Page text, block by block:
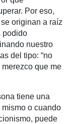
Por eso,
originan a raíz
podido
nuestro
del tipo: “no
merezco que me
tiene una
o cuando
puede